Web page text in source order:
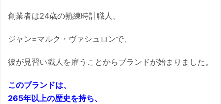
創業者は24歳の熟練時計職人、
ジャン=マルク・ヴァシュロンで、
彼が見習い職人を雇うことからブランドが始まりました。
このブランドは、
265年以上の歴史を持ち、